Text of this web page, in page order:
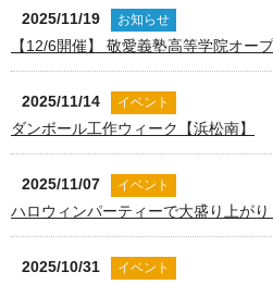
2025/11/19 お知らせ
【12/6開催】 敬愛義塾高等学院オー
2025/11/14 イベント
ダンボール工作ウィーク【浜松南】
2025/11/07 イベント
ハロウィンパーティーで大盛り上がり
2025/10/31 イベント